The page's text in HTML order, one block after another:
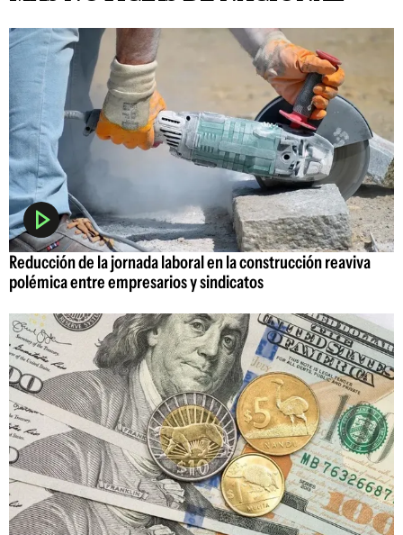
Reducción de la jornada laboral en la construcción reaviva
polémica entre empresarios y sindicatos